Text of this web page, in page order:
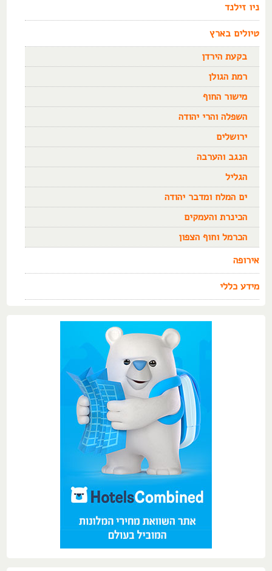
ניו זילנד
טיולים בארץ
בקעת הירדן
רמת הגולן
מישור החוף
השפלה והרי יהודה
ירושלים
הנגב והערבה
הגליל
ים המלח ומדבר יהודה
הכינרת והעמקים
הכרמל וחוף הצפון
אירופה
מידע כללי